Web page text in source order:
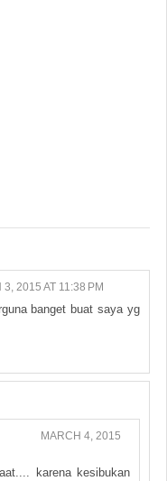
3, 2015 AT 11:38 PM
banget buat saya yg
MARCH 4, 2015
karena kesibukan